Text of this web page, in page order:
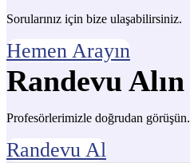
Sorularınız için bize ulaşabilirsiniz.
Hemen Arayın
Randevu Alın
Profesörlerimizle doğrudan görüşün.
Randevu Al